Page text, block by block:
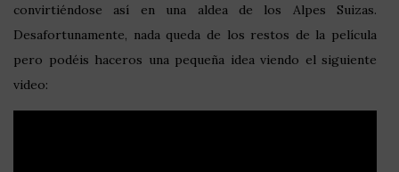
convirtiéndose así en una aldea de los Alpes Suizas.
Desafortunamente, nada queda de los restos de la película
pero podéis haceros una pequeña idea viendo el siguiente
video: